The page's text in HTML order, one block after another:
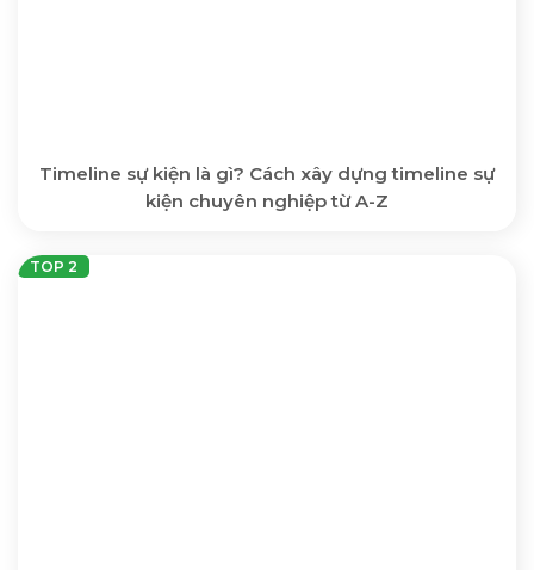
Timeline sự kiện là gì? Cách xây dựng timeline sự
kiện chuyên nghiệp từ A-Z